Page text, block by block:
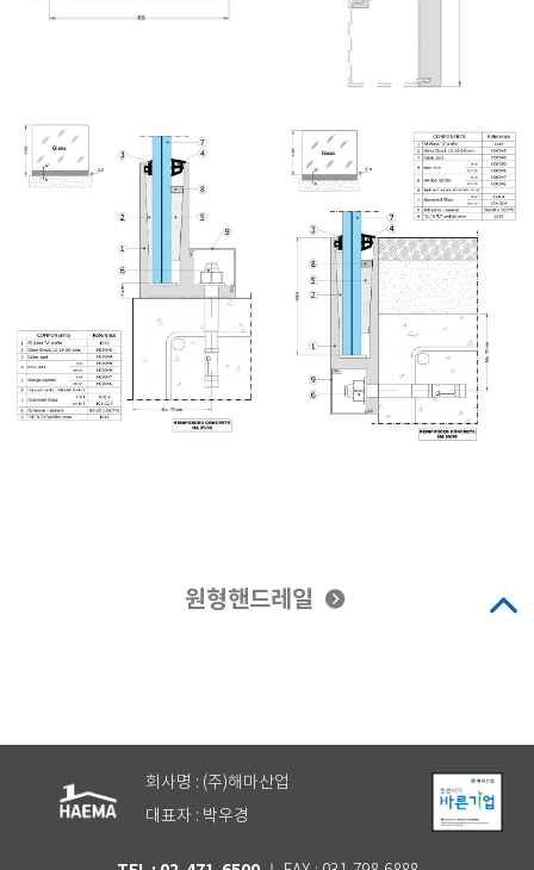
원형핸드레일
회사명 : (주)해마산업
대표자 : 박우경